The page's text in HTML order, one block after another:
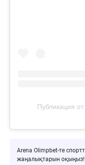
Публикация
Arena Olimpbet-те
жаңалықтарын оқыңыз!